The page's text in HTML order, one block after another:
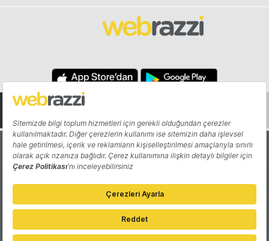
Hakkında Yazarlar
Katkıda Bulun Reklam